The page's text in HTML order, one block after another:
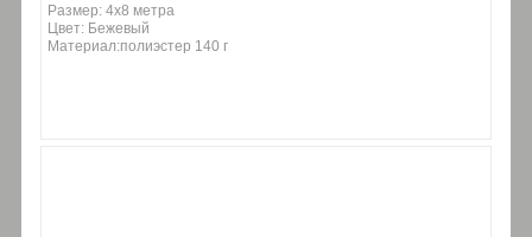
Размер: 4х8 метра
Цвет: Бежевый
Материал:полиэстер 140 г